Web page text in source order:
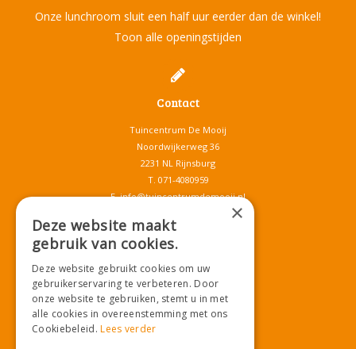
Onze lunchroom sluit een half uur eerder dan de winkel!
Toon alle openingstijden
Contact
Tuincentrum De Mooij
Noordwijkerweg 36
2231 NL Rijnsburg
T. 071-4080959
E.info@tuincentrumdemooij.nl
Download onze App!
×
Deze website maakt
gebruik van cookies.
Deze website gebruikt cookies om uw
gebruikerservaring te verbeteren. Door
onze website te gebruiken, stemt u in met
alle cookies in overeenstemming met ons
Cookiebeleid.Lees verder